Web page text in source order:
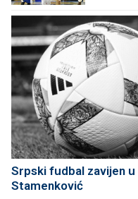
Srpski fudbal zavijen
Stamenković